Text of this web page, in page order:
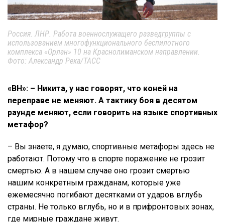
Россия. ЛНР. Работа военнослужащего разведгруппы с
использованием многофункционального беспилотного
комплекса «Орлан» 10 на Краснолиманском направлении.
Фото: Александр Река/ТАСС
«ВН»: – Никита, у нас говорят, что коней на
переправе не меняют. А тактику боя в десятом
раунде меняют, если говорить на языке спортивных
метафор?
– Вы знаете, я думаю, спортивные метафоры здесь не
работают. Потому что в спорте поражение не грозит
смертью. А в нашем случае оно грозит смертью
нашим конкретным гражданам, которые уже
ежемесячно погибают десятками от ударов вглубь
страны. Не только вглубь, но и в прифронтовых зонах,
где мирные граждане живут.